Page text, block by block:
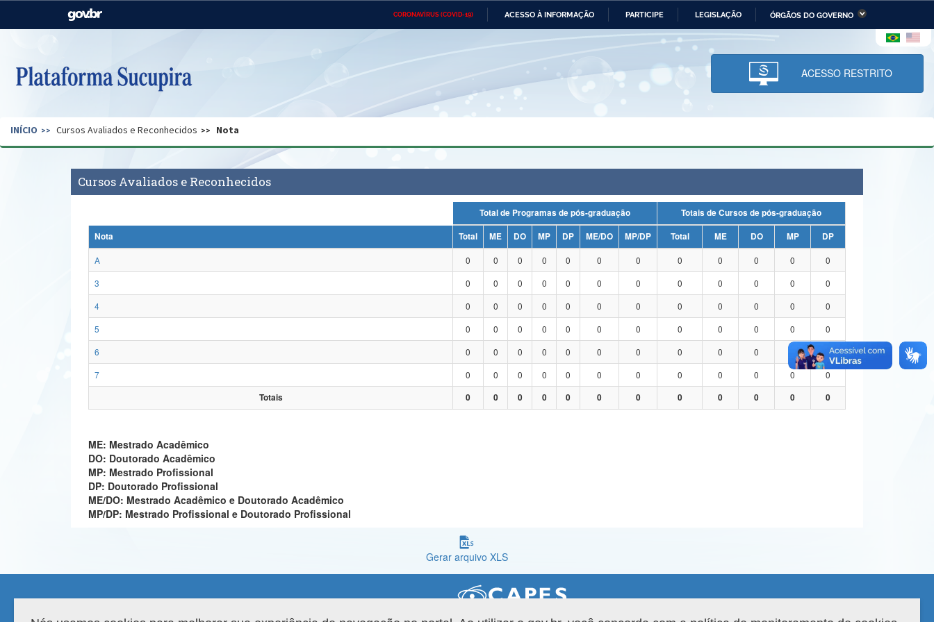
CORONAVÍRUS (COVID-19) ACESSO À INFORMAÇÃO PARTICIPE LEGISLAÇÃO ÓRGÃOS DO GOVERNO
Casa Civil Ministério das Relações Ministério da Economia Ministério da Infraestrutura
Pecuária e Abastecimento
Ministério da Ciência,
Tecnologia, Inovações e
Comunicações
Ministério do Desenvolvimento
Regional e dos Direitos Humanos
Secretaria de Governo Gabinete de Segurança Advocacia-Geral da União Banco Central do Brasil Planalto
ACESSO RESTRITO
INÍCIO Cursos Avaliados e Reconhecidos Nota
Cursos Avaliados e Reconhecidos
Total de Programas de pós-graduação
Totais de Cursos de pós-graduação
Nota
Total ME DO MP DP ME/DO MP/DP Total ME DO MP
DP
A
0 0 0 0 0 0 0 0 0 0 0
0
3
0 0 0 0 0 0 0 0 0 0 0
0
4
0 0 0 0 0 0 0 0 0 0 0
0
5
0 0 0 0 0 0 0 0 0 0 0
0
6
0 0 0 0 0 0 0 0 0 0
0
7
0 0 0 0 0 0 0 0 0 0 0
0
Totais
0 0 0 0 0 0 0 0 0 0 0 0
ME: Mestrado Acadêmico
DO: Doutorado Acadêmico
MP: Mestrado Profissional
DP: Doutorado Profissional
ME/DO: Mestrado Acadêmico e Doutorado Acadêmico
MP/DP: Mestrado Profissional e Doutorado Profissional
Gerar arquivo XLS